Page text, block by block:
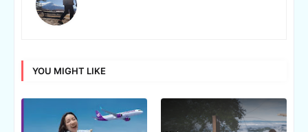
YOU MIGHT LIKE